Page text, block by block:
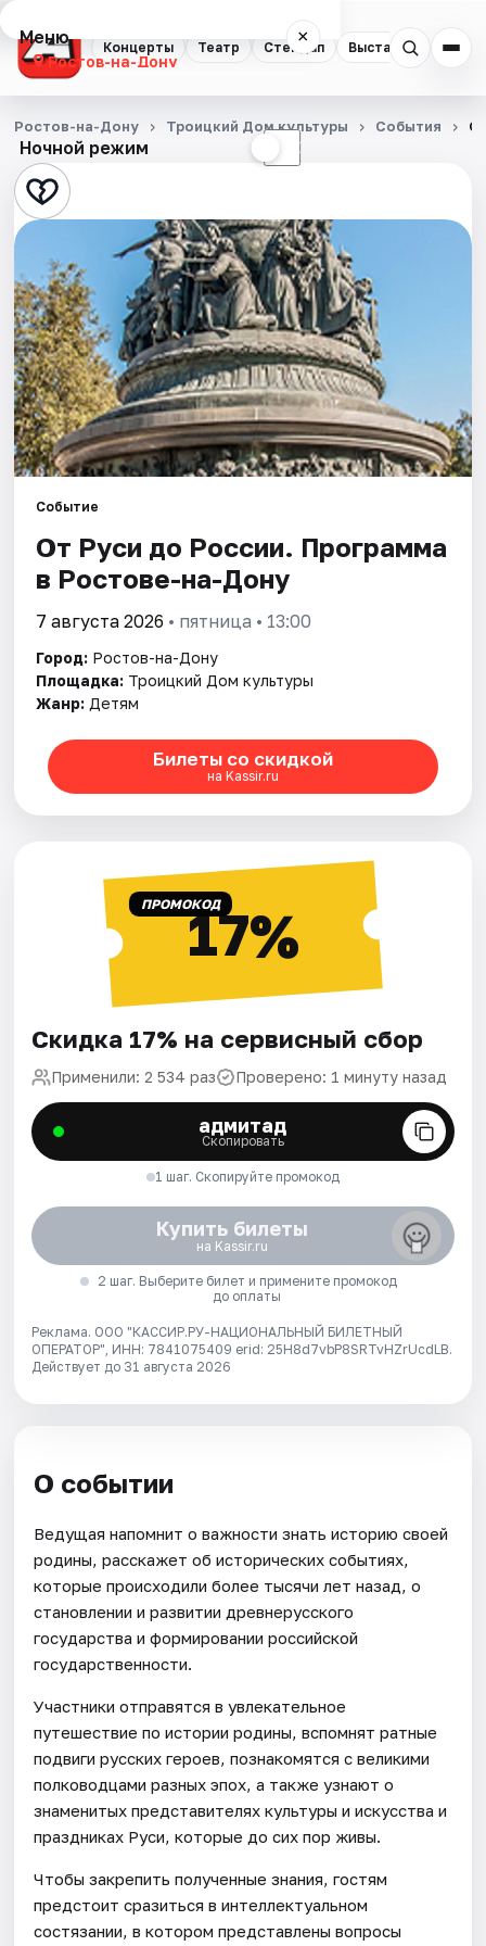
Концерты Театр Стендап Выставки
Меню ×
Ростов-на-Дону
Концерты
Театр
Стендап
Выставки
Квесты
Экскурсии
Спорт
События
Города
Площадки
Рейтинги
Ночной режим ☾
Ростов-на-Дону Троицкий Дом культуры События
Событие
От Руси до России. Программа
в Ростове-на-Дону
7 августа 2026 • пятница • 13:00
Город: Ростов-на-Дону
Площадка: Троицкий Дом культуры
Жанр: Детям
Билеты со скидкой
на Kassir.ru
ПРОМОКОД17%
Скидка 17% на сервисный сбор
Применили: 2 534 раз Проверено: 1 минуту назад
адмитад
Скопировать
1 шаг. Скопируйте промокод
Купить билеты
на Kassir.ru
2 шаг. Выберите билет и примените промокод
до оплаты
Реклама. ООО "КАССИР.РУ-НАЦИОНАЛЬНЫЙ БИЛЕТНЫЙ
ОПЕРАТОР", ИНН: 7841075409 erid: 25H8d7vbP8SRTvHZrUcdLB.
Действует до 31 августа 2026
О событии
Ведущая напомнит о важности знать историю своей
родины, расскажет об исторических событиях,
которые происходили более тысячи лет назад, о
становлении и развитии древнерусского
государства и формировании российской
государственности.
Участники отправятся в увлекательное
путешествие по истории родины, вспомнят ратные
подвиги русских героев, познакомятся с великими
полководцами разных эпох, а также узнают о
знаменитых представителях культуры и искусства и
праздниках Руси, которые до сих пор живы.
Чтобы закрепить полученные знания, гостям
предстоит сразиться в интеллектуальном
состязании, в котором представлены вопросы